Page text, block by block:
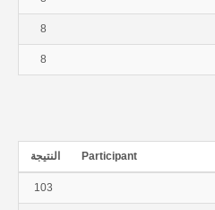
8
8
Participant النتيجة
103